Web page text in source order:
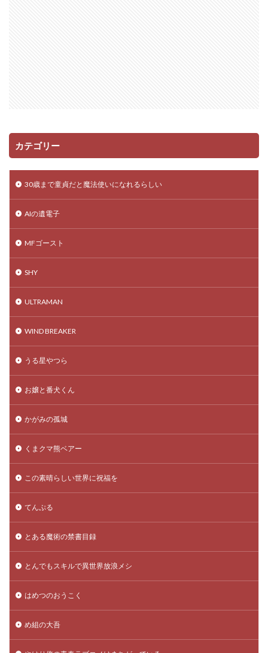
カテゴリー
30歳まで童貞だと魔法使いになれるらしい
AIの遺電子
MFゴースト
SHY
ULTRAMAN
WIND BREAKER
うる星やつら
お嬢と番犬くん
かがみの孤城
くまクマ熊ベアー
この素晴らしい世界に祝福を
てんぷる
とある魔術の禁書目録
とんでもスキルで異世界放浪メシ
はめつのおうこく
め組の大吾